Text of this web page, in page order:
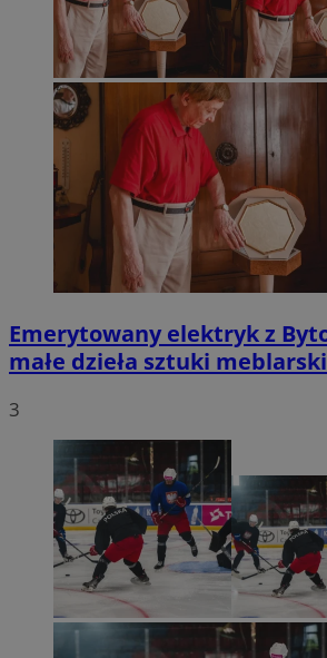
Emerytowany elektryk z
małe dzieła sztuki
3